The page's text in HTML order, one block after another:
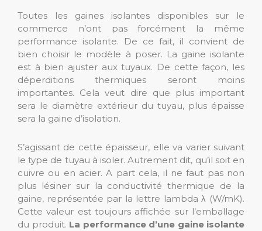
Toutes les gaines isolantes disponibles sur le
commerce n’ont pas forcément la même
performance isolante. De ce fait, il convient de
bien choisir le modèle à poser. La gaine isolante
est à bien ajuster aux tuyaux. De cette façon, les
déperditions thermiques seront moins
importantes. Cela veut dire que plus important
sera le diamètre extérieur du tuyau, plus épaisse
sera la gaine d’isolation.
S’agissant de cette épaisseur, elle va varier suivant
le type de tuyau à isoler. Autrement dit, qu’il soit en
cuivre ou en acier. A part cela, il ne faut pas non
plus lésiner sur la conductivité thermique de la
gaine, représentée par la lettre lambda λ (W/mK).
Cette valeur est toujours affichée sur l’emballage
du produit. La performance d’une gaine isolante